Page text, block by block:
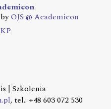
OJS @ Academicon
| Szkolenia
, tel.: +48 603 072 530